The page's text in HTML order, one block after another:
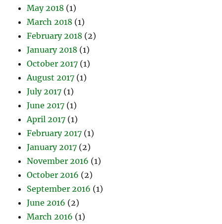
May 2018 (1)
March 2018 (1)
February 2018 (2)
January 2018 (1)
October 2017 (1)
August 2017 (1)
July 2017 (1)
June 2017 (1)
April 2017 (1)
February 2017 (1)
January 2017 (2)
November 2016 (1)
October 2016 (2)
September 2016 (1)
June 2016 (2)
March 2016 (1)